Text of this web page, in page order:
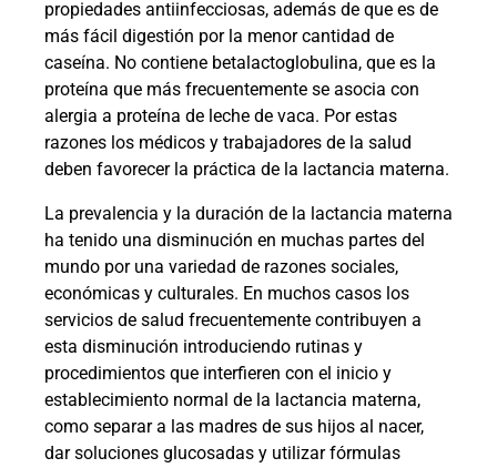
propiedades antiinfecciosas, además de que es de
más fácil digestión por la menor cantidad de
caseína. No contiene betalactoglobulina, que es la
proteína que más frecuentemente se asocia con
alergia a proteína de leche de vaca. Por estas
razones los médicos y trabajadores de la salud
deben favorecer la práctica de la lactancia materna.
La prevalencia y la duración de la lactancia materna
ha tenido una disminución en muchas partes del
mundo por una variedad de razones sociales,
económicas y culturales. En muchos casos los
servicios de salud frecuentemente contribuyen a
esta disminución introduciendo rutinas y
procedimientos que interfieren con el inicio y
establecimiento normal de la lactancia materna,
como separar a las madres de sus hijos al nacer,
dar soluciones glucosadas y utilizar fórmulas